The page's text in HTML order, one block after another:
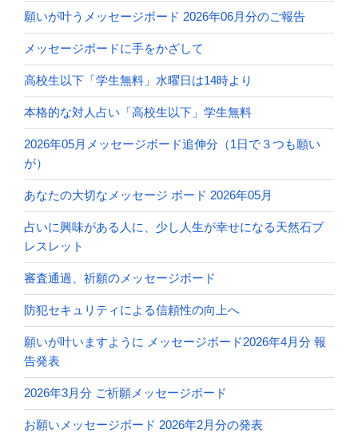
願いが叶うメッセージボード 2026年06月分のご報告
メッセージボードに手をかざして
高校生以下「学生無料」水曜日は14時より
本格的な対人占い「高校生以下」学生無料
2026年05月メッセージボード追伸分（1日で３つも願い
が）
あなたの大切なメッセージ ボード 2026年05月
占いに興味がある人に、少し人生が幸せになる天然石ブ
レスレット
審査通過、祈願のメッセージボード
防犯セキュリティによる信頼性の向上へ
願いが叶いますように メッセージボード2026年4月分 報
告発表
2026年3月分 ご祈願メッセージボード
お願いメッセージボード 2026年2月分の発表